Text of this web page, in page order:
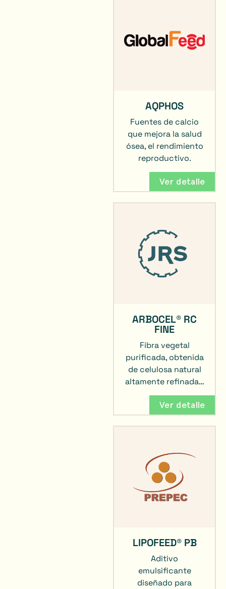
AQPHOS
Fuentes de calcio
que mejora la salud
ósea, el rendimiento
reproductivo.
Ver detalle
ARBOCEL® RC
FINE
Fibra vegetal
purificada, obtenida
de celulosa natural
altamente refinada…
Ver detalle
LIPOFEED® PB
Aditivo
emulsificante
diseñado para